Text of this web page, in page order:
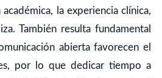
la experiencia clínica,
También resulta fundamental
abierta favorecen el
por lo que dedicar tiempo a